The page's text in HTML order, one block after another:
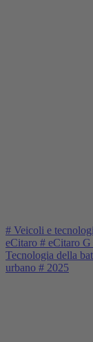
# Veicoli e
eCitaro # eCitaro G
Tecnologia della
urbano # 2025